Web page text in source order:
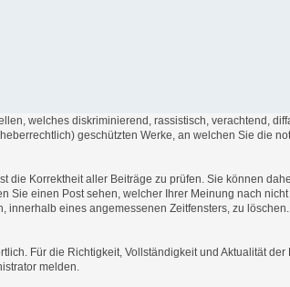
welches diskriminierend, rassistisch, verachtend,
geschützten Werke, an welchen Sie die
die Korrektheit aller Beiträge zu prüfen. Sie können
Sie einen Post sehen, welcher Ihrer Meinung nach
eines angemessenen Zeitfensters, zu
Für die Richtigkeit, Vollständigkeit und Aktualität
melden.